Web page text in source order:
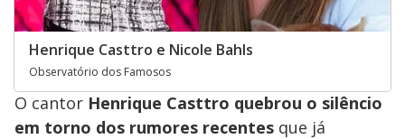
Henrique Casttro e Nicole Bahls
Observatório dos Famosos
O cantor Henrique Casttro quebrou o silêncio
em torno dos rumores recentes que já